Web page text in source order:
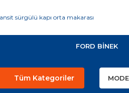
FORD BİNEK
Tüm Kategoriler